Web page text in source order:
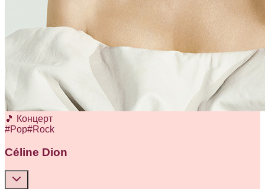
🎵 Концерт
#Pop#Rock
Céline Dion